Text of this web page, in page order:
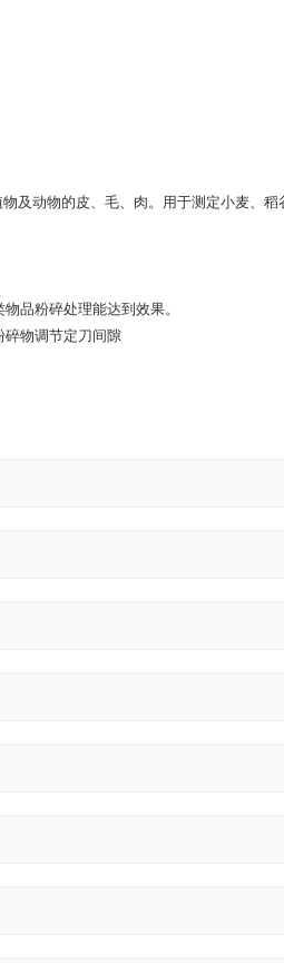
及动物的皮、毛、肉。用于测定小麦、稻
品粉碎处理能达到效果。
碎物调节定刀间隙